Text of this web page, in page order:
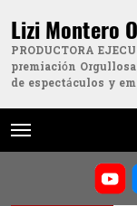
Lizi Montero
PRODUCTORA
premiación
de espectáculos y